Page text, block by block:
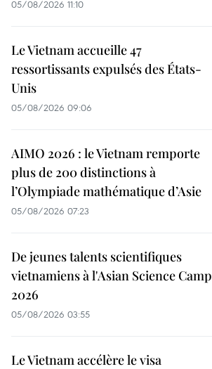
05/08/2026 11:10
Le Vietnam accueille 47
ressortissants expulsés des États-
Unis
05/08/2026 09:06
AIMO 2026 : le Vietnam remporte
plus de 200 distinctions à
l’Olympiade mathématique d’Asie
05/08/2026 07:23
De jeunes talents scientifiques
vietnamiens à l'Asian Science Camp
2026
05/08/2026 03:55
Le Vietnam accélère le visa